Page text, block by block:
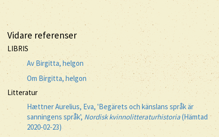
Vidare referenser
LIBRIS
Av Birgitta, helgon
Om Birgitta, helgon
Litteratur
Hættner Aurelius, Eva, 'Begärets och känslans språk är
sanningens språk', Nordisk kvinnolitteraturhistoria(Hämtad
2020-02-23)